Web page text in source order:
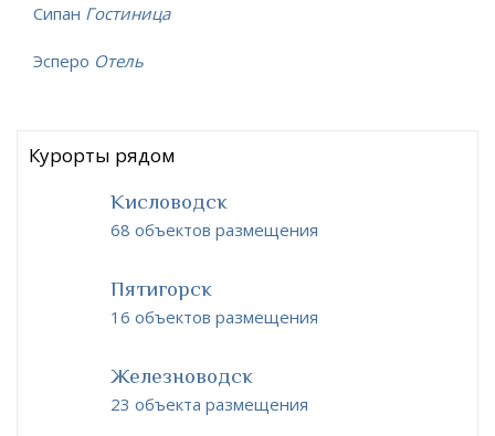
Сипан Гостиница
Эсперо Отель
Курорты рядом
Кисловодск
68 объектов размещения
Пятигорск
16 объектов размещения
Железноводск
23 объекта размещения